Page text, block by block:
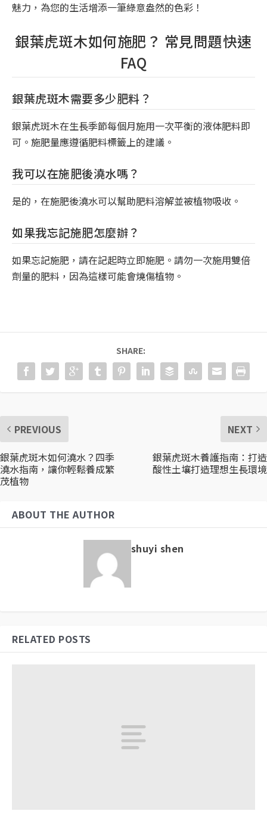
魅力，為您的生活增添一筆綠意盎然的色彩！
銀葉虎斑木如何施肥？ 常見問題快速
FAQ
銀葉虎斑木需要多少肥料？
銀葉虎斑木在生長季節每個月施用一次平衡的液体肥料即
可。施肥量應遵循肥料標籤上的建議。
我可以在施肥後澆水嗎？
是的，在施肥後澆水可以幫助肥料溶解並被植物吸收。
如果我忘記施肥怎麼辦？
如果忘記施肥，請在記起時立即施肥。請勿一次施用雙倍
劑量的肥料，因為這樣可能會燒傷植物。
SHARE:
PREVIOUS
銀葉虎斑木如何澆水？四季
澆水指南，讓你輕鬆養成繁
茂植物
NEXT
銀葉虎斑木養護指南：打造
酸性土壤打造理想生長環境
ABOUT THE AUTHOR
shuyi shen
RELATED POSTS